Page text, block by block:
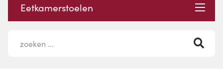
Eetkamerstoelen